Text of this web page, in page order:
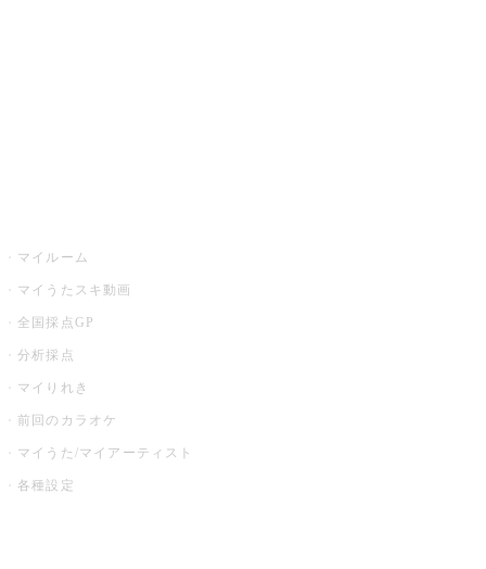
マイルーム
マイうたスキ動画
全国採点GP
分析採点
マイりれき
前回のカラオケ
マイうた/マイアーティスト
各種設定